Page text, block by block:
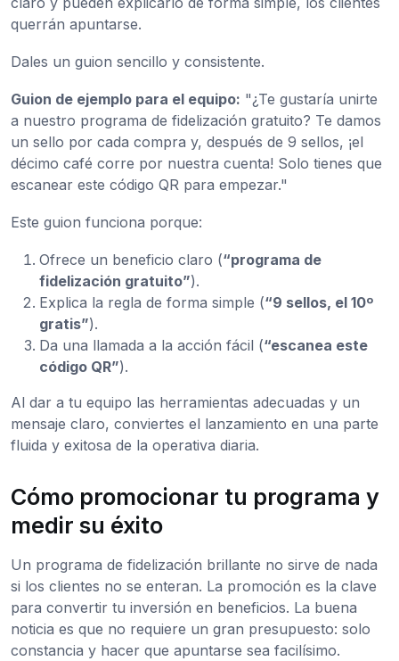
querrán apuntarse.
Dales un guion sencillo y consistente.
Guion de ejemplo para el equipo: "¿Te gustaría unirte
a nuestro programa de fidelización gratuito? Te damos
un sello por cada compra y, después de 9 sellos, ¡el
décimo café corre por nuestra cuenta! Solo tienes que
escanear este código QR para empezar."
Este guion funciona porque:
Ofrece un beneficio claro (“programa de
fidelización gratuito”).
Explica la regla de forma simple (“9 sellos, el 10º
gratis”).
Da una llamada a la acción fácil (“escanea este
código QR”).
Al dar a tu equipo las herramientas adecuadas y un
mensaje claro, conviertes el lanzamiento en una parte
fluida y exitosa de la operativa diaria.
Cómo promocionar tu programa y
medir su éxito
Un programa de fidelización brillante no sirve de nada
si los clientes no se enteran. La promoción es la clave
para convertir tu inversión en beneficios. La buena
noticia es que no requiere un gran presupuesto: solo
constancia y hacer que apuntarse sea facilísimo.